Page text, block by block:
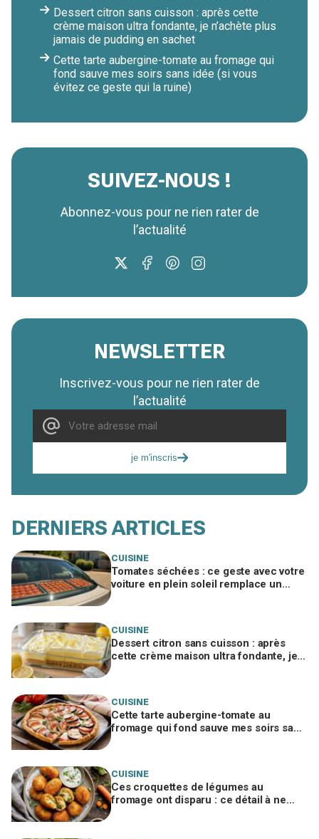
Dessert citron sans cuisson : après cette
crème maison ultra fondante, je n’achète plus
jamais de pudding en sachet
Cette tarte aubergine-tomate au fromage qui
fond sauve mes soirs sans idée (si vous
évitez ce geste qui la ruine)
SUIVEZ-NOUS !
Abonnez-vous pour ne rien rater de
l’actualité
NEWSLETTER
Inscrivez-vous pour ne rien rater de
l’actualité
je m'inscris
DERNIERS ARTICLES
CUISINE
Tomates séchées : ce geste avec votre
voiture en plein soleil remplace un
CUISINE
Dessert citron sans cuisson : après
cette crème maison ultra fondante, je
CUISINE
Cette tarte aubergine-tomate au
fromage qui fond sauve mes soirs sans
CUISINE
Ces croquettes de légumes au
fromage ont disparu : ce détail à ne